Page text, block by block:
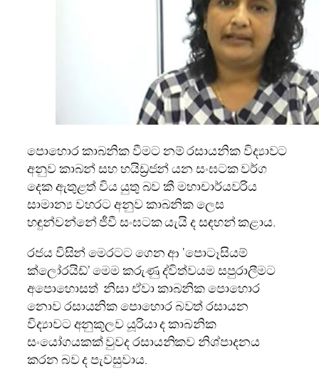
පොහොර කාබනික වීමට නම් රසායනික විද්‍යාවට
අනුව කාබන් සහ හයිඩ්‍රජන් යන සංඝටක වර්ග
දෙක ඇතුළත් විය යුතු බව කී මහාචාර්යවරිය
සාමාන්‍ය වහරට අනුව කාබනික ලෙස
හඳුන්වන්නේ ජීවී සංඝටක යැයි ද සඳහන් කළාය.
රජය විසින් මෙරටට ගෙන ආ ‘පොටෑසියම්
ක්ලෝරයිඩ්’ මෙම කරුණු ද්විත්වයම සපුරාලීමට
අපොහොසත් නිසා ඒවා කාබනික පොහොර
නොව රසායනික පොහොර බවත් රසායන
විද්‍යාවට අනුකූලව යූරියා ද කාබනික
සංයෝගයකක් වුවද රසායනිකව නිශ්පාදනය
කරන බව ද පැවසුවාය.